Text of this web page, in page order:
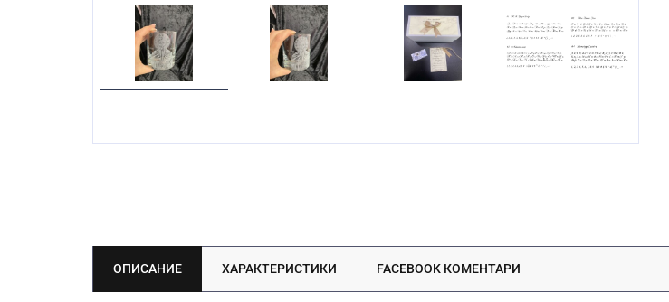
ОПИСАНИЕ ХАРАКТЕРИСТИКИ FACEBOOK КОМЕНТАРИ